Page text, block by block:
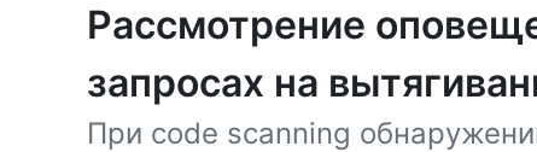
Рассмотрение
запросах на
При code scanning